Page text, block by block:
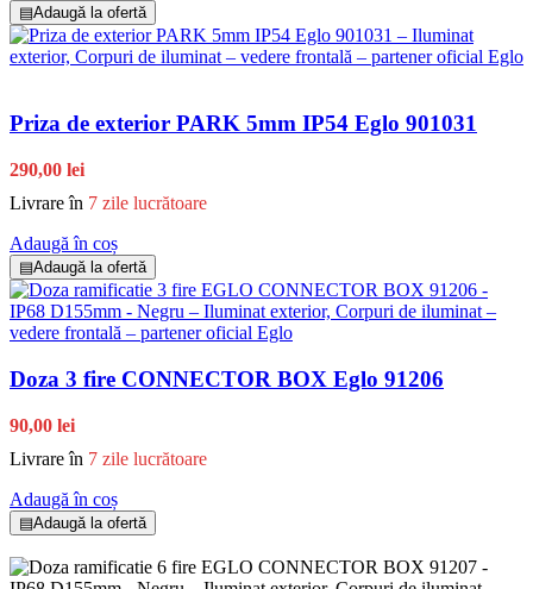
▤Adaugă la ofertă
Priza de exterior PARK 5mm IP54 Eglo 901031
290,00 lei
Livrare în 7 zile lucrătoare
Adaugă în coș
▤Adaugă la ofertă
Doza 3 fire CONNECTOR BOX Eglo 91206
90,00 lei
Livrare în 7 zile lucrătoare
Adaugă în coș
▤Adaugă la ofertă